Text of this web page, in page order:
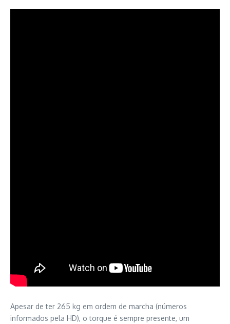
Apesar de ter 265 kg em ordem de marcha (números
informados pela HD), o torque é sempre presente, um